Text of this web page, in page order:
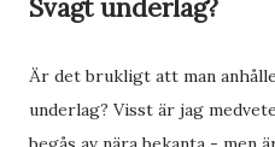
Svagt underlag?
Är det brukligt att man
underlag? Visst är jag